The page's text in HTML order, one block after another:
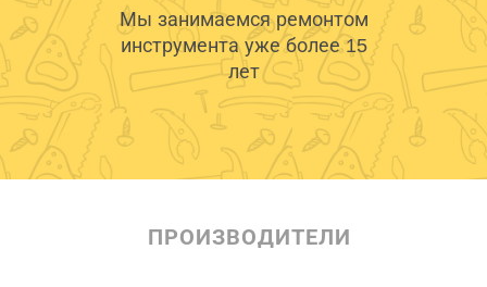
Мы занимаемся ремонтом
инструмента уже более 15
лет
ПРОИЗВОДИТЕЛИ